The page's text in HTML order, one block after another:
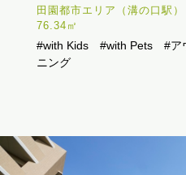
田園都市エリア（溝の口駅
76.34㎡
#with Kids #with Pets #ア
ニング